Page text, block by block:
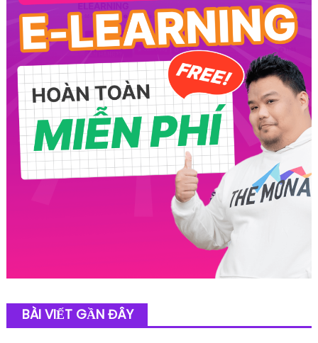
BÀI VIẾT GẦN ĐÂY